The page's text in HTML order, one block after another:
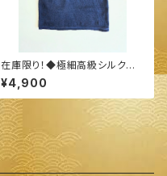
在庫限り！◆極細高級シルク混
の耳当てが付いたマスクになる
ネックウォーマー◆ ～100%オ
ーガニックすくも使用 醗酵建て
伊勢藍染～
¥4,900